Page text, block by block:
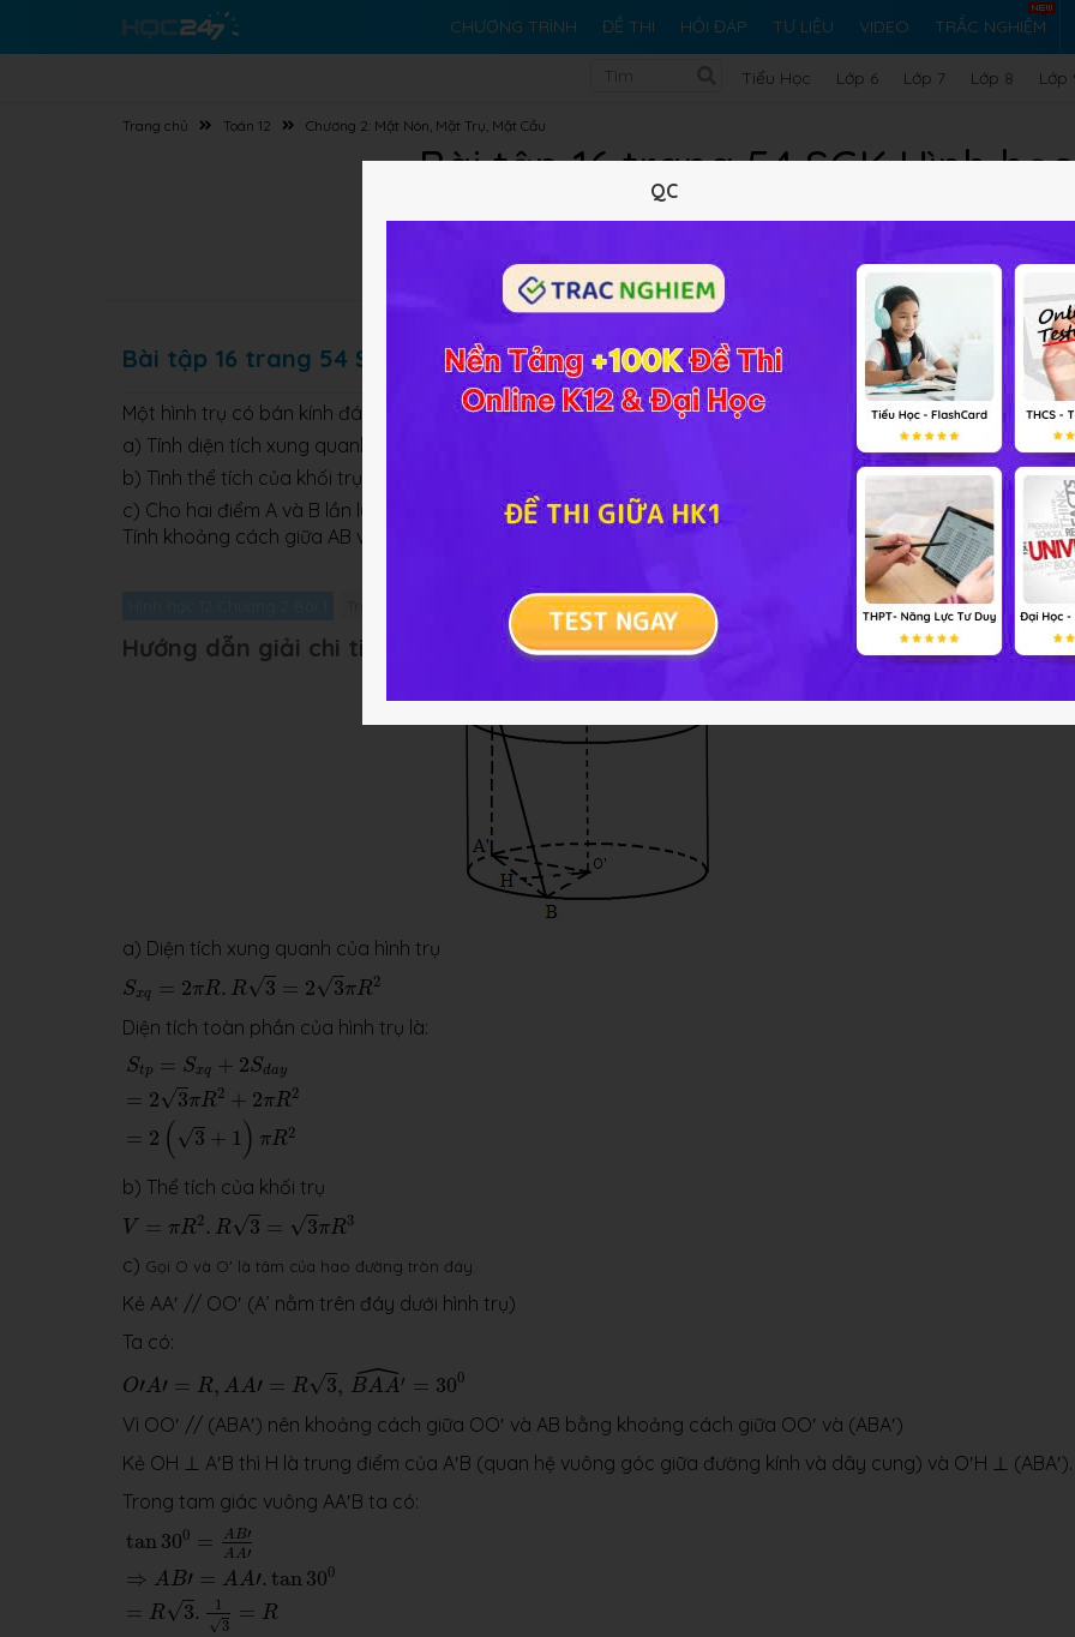
CHƯƠNG TRÌNH ĐỀ THI HỎI ĐÁP TƯ LIỆU VIDEO TRẮC NGHIỆM
Tiểu Học Lớp 6 Lớp 7 Lớp 8 Lớp
Trang chủ Toán 12 Chương 2: Mặt Nón, Mặt Trụ, Mặt Cầu
Bài tập 16 trang 54 SGK Hình học
10 trắc nghiệm
Lý thuyết 10Trắc nghiệm 33BT SGK 89FAQ
Bài tập 16 trang 54 SGK Hình học 12 NC
Một hình trụ có bán kính đáy bằng R và chiều caoR√3
R3
a) Tính diện tích xung quanh và diện tích toàn phần của hình trụ.
b) Tình thể tích của khối trụ giới hạn bởi hình trụ.
c) Cho hai điểm A và B lần lượt nằm trên hai đường tròn đáy sao cho góc giữa AB và trục của hình trụ bằng
Tính khoảng cách giữa AB và trục của hình trụ.
Trắc nghiệm Hình học 12 Chương 2 Bài 1 Giải bài tập Hình học 12 Chương 2 Bài 1
Hướng dẫn giải chi tiết
a) Diện tích xung quanh của hình trụ
Sxq = 2πR. R√3 = 2√3πR2
Sx π .R = 3π
Diện tích toàn phần của hình trụ là:
Stp = Sxq + 2Sday
= 2√3πR2 + 2πR2
= 2 ( √3 + 1) πR2
St xq da
b) Thể tích của khối trụ
V = πR2 . R√3 = √3πR3
V= .R3 =3 R
c) Gọi O và O′ là tâm của hao đường tròn đáy.
Kẻ AA′ // OO′ (A’ nằm trên đáy dưới hình trụ)
Ta có:
O′A′ = R, AA′ = R√3, ˆ
BAA′ = 300
^= 300
Vì OO′ // (ABA′) nên khoảng cách giữa OO′ và AB bằng khoảng cách giữa OO′ và (ABA′)
Kẻ OH ⊥ A′B thì H là trung điểm của A′B (quan hệ vuông góc giữa đường kính và dây cung) và O′H ⊥ (ABA′).
Trong tam giác vuông AA′B ta có:
tan300 = AB′
AA′
⇒ AB′ = AA′. tan300
= R√3.
1
√3
= R
300 B A
QC